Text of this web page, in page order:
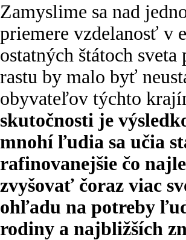
Zamyslime sa nad
priemere vzdelanosť v
ostatných štátoch
rastu by malo byť
obyvateľov týchto
skutočnosti je
mnohí ľudia sa učia
rafinovanejšie čo
zvyšovať čoraz viac
ohľadu na potreby
rodiny a najbližších